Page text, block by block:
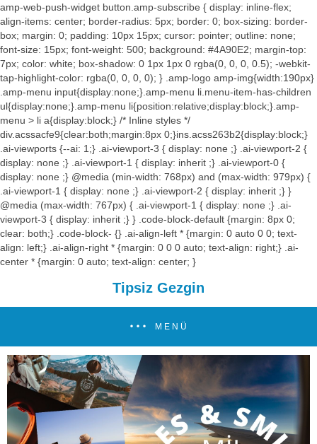
amp-web-push-widget button.amp-subscribe { display: inline-flex;
align-items: center; border-radius: 5px; border: 0; box-sizing: border-
box; margin: 0; padding: 10px 15px; cursor: pointer; outline: none;
font-size: 15px; font-weight: 500; background: #4A90E2; margin-top:
7px; color: white; box-shadow: 0 1px 1px 0 rgba(0, 0, 0, 0.5); -webkit-
tap-highlight-color: rgba(0, 0, 0, 0); } .amp-logo amp-img{width:190px}
.amp-menu input{display:none;}.amp-menu li.menu-item-has-children
ul{display:none;}.amp-menu li{position:relative;display:block;}.amp-
menu > li a{display:block;} /* Inline styles */
div.acssacfe9{clear:both;margin:8px 0;}ins.acss263b2{display:block;}
.ai-viewports {--ai: 1;} .ai-viewport-3 { display: none ;} .ai-viewport-2 {
display: none ;} .ai-viewport-1 { display: inherit ;} .ai-viewport-0 {
display: none ;} @media (min-width: 768px) and (max-width: 979px) {
.ai-viewport-1 { display: none ;} .ai-viewport-2 { display: inherit ;} }
@media (max-width: 767px) { .ai-viewport-1 { display: none ;} .ai-
viewport-3 { display: inherit ;} } .code-block-default {margin: 8px 0;
clear: both;} .code-block- {} .ai-align-left * {margin: 0 auto 0 0; text-
align: left;} .ai-align-right * {margin: 0 0 0 auto; text-align: right;} .ai-
center * {margin: 0 auto; text-align: center; }
Tipsiz Gezgin
MENÜ